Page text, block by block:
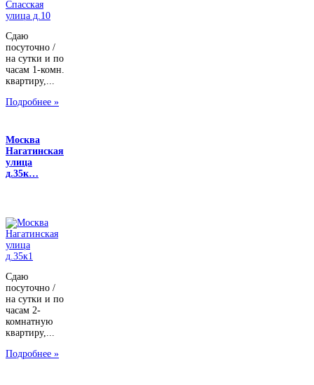
Сдаю
посуточно /
на сутки и по
часам 1-комн.
квартиру,...
Подробнее »
Москва
Нагатинская
улица
д.35к…
Сдаю
посуточно /
на сутки и по
часам 2-
комнатную
квартиру,...
Подробнее »